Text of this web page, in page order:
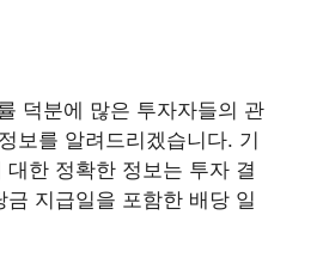
덕분에 많은 투자자들의 관
보를 알려드리겠습니다. 기
한 정확한 정보는 투자 결
지급일을 포함한 배당 일